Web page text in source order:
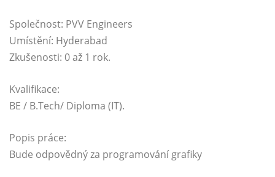
Společnost: PVV Engineers
Umístění: Hyderabad
Zkušenosti: 0 až 1 rok.
Kvalifikace:
BE / B.Tech/ Diploma (IT).
Popis práce:
Bude odpovědný za programování grafiky